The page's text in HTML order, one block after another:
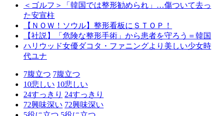
＜ゴルフ＞「韓国では整形勧められ」…傷ついて去っ
た安宣柱
【ＮＯＷ！ソウル】整形看板にＳＴＯＰ！
【社説】「危険な整形手術」から患者を守ろう＝韓国
ハリウッド女優ダコタ・ファニングより美しい少女時
代ユナ
7腹立つ 7腹立つ
10悲しい 10悲しい
24すっきり 24すっきり
72興味深い 72興味深い